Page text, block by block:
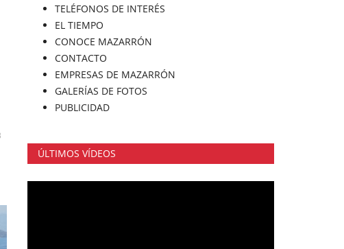
TELÉFONOS DE INTERÉS
EL TIEMPO
CONOCE MAZARRÓN
CONTACTO
EMPRESAS DE MAZARRÓN
GALERÍAS DE FOTOS
PUBLICIDAD
ÚLTIMOS VÍDEOS